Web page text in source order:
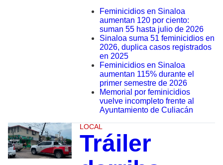
Feminicidios en Sinaloa
aumentan 120 por ciento:
suman 55 hasta julio de 2026
Sinaloa suma 51 feminicidios en
2026, duplica casos registrados
en 2025
Feminicidios en Sinaloa
aumentan 115% durante el
primer semestre de 2026
Memorial por feminicidios
vuelve incompleto frente al
Ayuntamiento de Culiacán
LOCAL
Tráiler